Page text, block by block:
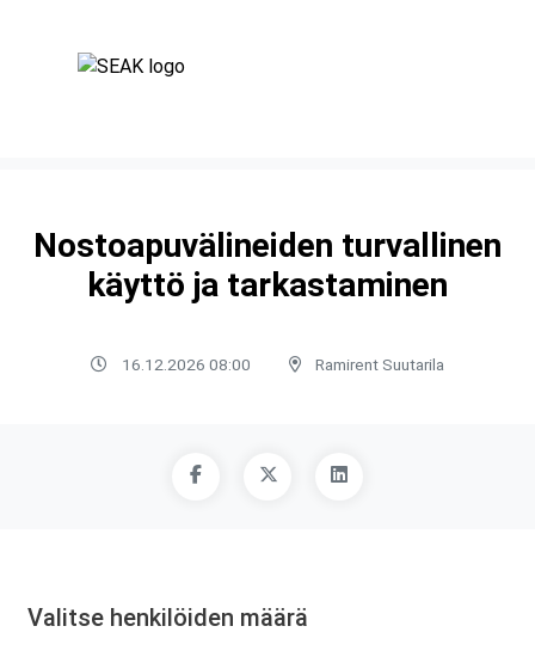
Nostoapuvälineiden turvallinen
käyttö ja tarkastaminen
16.12.2026 08:00 Ramirent Suutarila
Valitse henkilöiden määrä